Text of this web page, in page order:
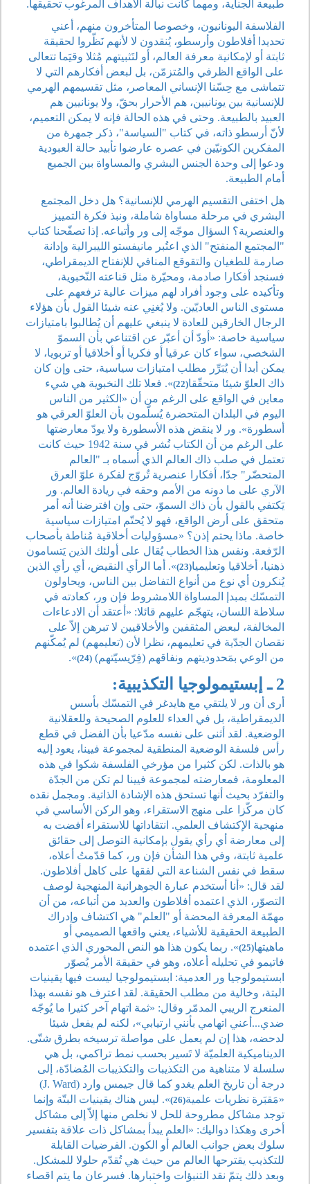
طبيعة الجناية، ومهما كانت نبالة الأهداف المرغوب تحقيقها.
الفلاسفة اليونانيون، وخصوصا المتأخرون منهم، أعني
تحديدا أفلاطون وأرسطو، يُنقدون لا لأنهم نَظّروا لحقيقة
ثابتة أو لإمكانية معرفة العالم، أو لتَثبيتهم مُثلا وقيَما تتعالى
على الواقع الظرفي والمُتزمّن، بل لبعض أفكارهم التي لا
تتماشى مع حِسّنا الإنساني المعاصر، مثل تقسيمهم الهرمي
للإنسانية بين يونانيين، هم الأحرار بحقّ، ولا يونانيين هم
العبيد بالطبيعة. وحتى في هذه الحالة فإنه لا يمكن التعميم،
لأنّ أرسطو ذاته، في كتاب "السياسة"، ذكر جمهرة من
المفكرين الكونيّين في عصره عارضوا تأبيد حالة العبودية
ودعوا إلى وحدة الجنس البشري والمساواة بين الجميع
أمام الطبيعة.
هل اختفى التقسيم الهرمي للإنسانية؟ هل دخل المجتمع
البشري في مرحلة مساواة شاملة، ونبذ فكرة التمييز
والعنصرية؟ السؤال موجّه إلى ور وأتباعه. إذا تصفّحنا كتاب
"المجتمع المنفتح" الذي اعتُبر مانيفستو الليبرالية وإدانة
صارمة للطغيان والتقوقع المنافي للإنفتاح الديمقراطي،
فسنجد أفكارا صادمة، ومحيّرة مثل قناعته النّخبوية،
وتأكيده على وجود أفراد لهم ميزات عالية ترفعهم على
مستوى الناس العاديّين. ولا يُغنِي عنه شيئا القول بأن هؤلاء
الرجال الخارقين للعادة لا ينبغي عليهم أن يُطالبوا بامتيازات
سياسية خاصة: «أودّ أن أعبّر عن اقتناعي بأن السموّ
الشخصي، سواء كان عرقيا أو فكريا أو أخلاقيا أو تربويا، لا
يمكن أبدا أن يُبَرِّر مطلب امتيازات سياسية، حتى وإن كان
ذاك العلوّ شيئا متحقّقا(22)
». فعلا تلك النخبوية هي شيء
معاين في الواقع على الرغم من أن «الكثير من الناس
اليوم في البلدان المتحضرة يُسلّمون بأن العلوّ العرقي هو
أسطورة». ور لا ينقض هذه الأسطورة ولا يودّ معارضتها
على الرغم من أن الكتاب نُشر في سنة 1942 حيث كانت
تعتمل في صلب ذاك العالم الذي أسماه بـ "العالم
المتحضّر" جدّا، أفكارا عنصرية تُروّج لفكرة علوّ العرق
الآري على ما دونه من الأمم وحقه في ريادة العالم. ور
يَكتفي بالقول بأن ذاك السموّ، حتى وإن افترضنا أنه أمر
متحقق على أرض الواقع، فهو لا يُحتّم امتيازات سياسية
خاصة. ماذا يحتم إذن؟ «مسؤوليات أخلاقية مُناطة بأصحاب
الرّفعة. ونفس هذا الخطاب يُقال على أولئك الذين يَتسامون
ذهنيا، أخلاقيا وتعليميا(23)
». أما الرأي النقيض، أي رأي الذين
يُنكرون أي نوع من أنواع التفاضل بين الناس، ويحاولون
التمسّك بمبدإ المساواة اللامشروط فإن ور، كعادته في
سلاطة اللسان، يتهجّم عليهم قائلا: «أعتقد أن الادعاءات
المخالفة، لبعض المثقفين والأخلاقيين لا تبرهن إلاّ على
نقصان الجدّية في تعليمهم، نظرا لأن (تعليمهم) لم يُمكّنهم
من الوعي بمَحدوديتهم ونفاقهم (فِرّيسيّتهم) (24)
».
2 ـ إبستيمولوجيا التكذيبية:
أرى أن ور لا يلتقي مع هايدغر في التمسّك بأسس
الديمقراطية، بل في العداء للعلوم الصحيحة وللعقلانية
الوضعية. لقد أثنى على نفسه مدّعيا بأن الفضل في قطع
رأس فلسفة الوضعية المنطقية لمجموعة فيينا، يعود إليه
هو بالذات. لكن كثيرا من مؤرخي الفلسفة شكوا في هذه
المعلومة، فمعارضته لمجموعة فيينا لم تكن من الجدّة
والتفرّد بحيث أنها تستحق هذه الإشادة الذاتية. ومجمل نقده
كان مركّزا على منهج الاستقراء، وهو الركن الأساسي في
منهجية الإكتشاف العلمي. انتقاداتها للاستقراء أفضت به
إلى معارضة أي رأي يقول بإمكانية التوصل إلى حقائق
علمية ثابتة، وفي هذا الشأن فإن ور، كما قدّمتُ أعلاه،
سقط في نفس الشناعة التي لفقها على كاهل أفلاطون.
لقد قال: «أنا أستخدم عبارة الجوهرانية المنهجية لوصف
التصوّر، الذي اعتمده أفلاطون والعديد من أتباعه، من أن
مهمّة المعرفة المحضة أو "العلم" هي اكتشاف وإدراك
الطبيعة الحقيقية للأشياء، يعني واقعها الصميمي أو
ماهيتها(25)
». ربما يكون هذا هو النص المحوري الذي اعتمده
فاتيمو في تحليله أعلاه، وهو في حقيقة الأمر يُصوّر
ابستيمولوجيا ور العدمية: ابستيمولوجيا ليست فيها يقينيات
البتة، وخالية من مطلب الحقيقة. لقد اعترف هو نفسه بهذا
المنعرج الريبي المدمّر وقال: «ثمة اتهام آخر كثيرا ما يُوجّه
ضدي...أعني اتهامي بأنني ارتيابي»، لكنه لم يفعل شيئا
لدحضه، هذا إن لم يعمل على مواصلة ترسيخه بطرق شتّى.
الديناميكية العلميّة لا تَسير بحسب نمط تراكمي، بل هي
سلسلة لا متناهية من التكذيبات والتكذيبات المُضادّة، إلى
درجة أن تاريخ العلم يغدو كما قال جيمس وارد (J. Ward)
«مَقبَرة نظريات علمية(26)
». ليس هناك يقينيات البتّة وإنما
توجد مشاكل مطروحة للحل لا نخلص منها إلاّ إلى مشاكل
أخرى وهكذا دواليك: «العلم يبدأ بمشاكل ذات علاقة بتفسير
سلوك بعض جوانب العالم أو الكون. الفرضيات القابلة
للتكذيب يقترحها العالم من حيث هي تُقدّم حلولا للمشكل.
وبعد ذلك يتمّ نقد التنبؤات واختبارها. فسرعان ما يتم اقصاء